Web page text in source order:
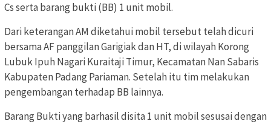
Cs serta barang bukti (BB) 1 unit mobil.
Dari keterangan AM diketahui mobil tersebut telah dicuri
bersama AF panggilan Garigiak dan HT, di wilayah Korong
Lubuk Ipuh Nagari Kuraitaji Timur, Kecamatan Nan Sabaris
Kabupaten Padang Pariaman. Setelah itu tim melakukan
pengembangan terhadap BB lainnya.
Barang Bukti yang barhasil disita 1 unit mobil sesusai dengan